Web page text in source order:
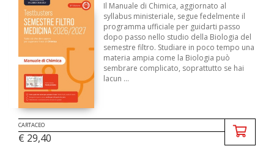
Il Manuale di Chimica, aggiornato al
syllabus ministeriale, segue fedelmente il
programma ufficiale per guidarti passo
dopo passo nello studio della Biologia del
semestre filtro. Studiare in poco tempo una
materia ampia come la Biologia può
sembrare complicato, soprattutto se hai
lacun ...
CARTACEO
€ 29,40